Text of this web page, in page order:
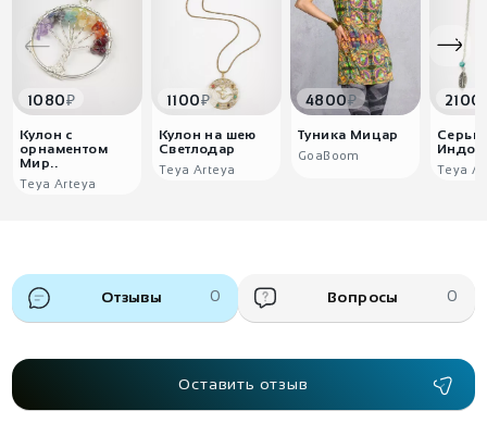
1080₽
Кулон с
орнаментом
Мир..
Teya Arteya
1100₽
Кулон на шею
Светлодар
Teya Arteya
4800₽
Туника Мицар
GoaBoom
2100
Индор
Teya
Отзывы 0 Вопросы 0
Оставить отзыв